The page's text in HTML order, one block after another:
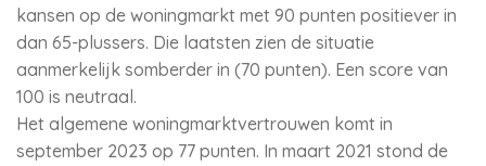
kansen op de woningmarkt met 90 punten positiever in
dan 65-plussers. Die laatsten zien de situatie
aanmerkelijk somberder in (70 punten). Een score van
100 is neutraal.
Het algemene woningmarktvertrouwen komt in
september 2023 op 77 punten. In maart 2021 stond de